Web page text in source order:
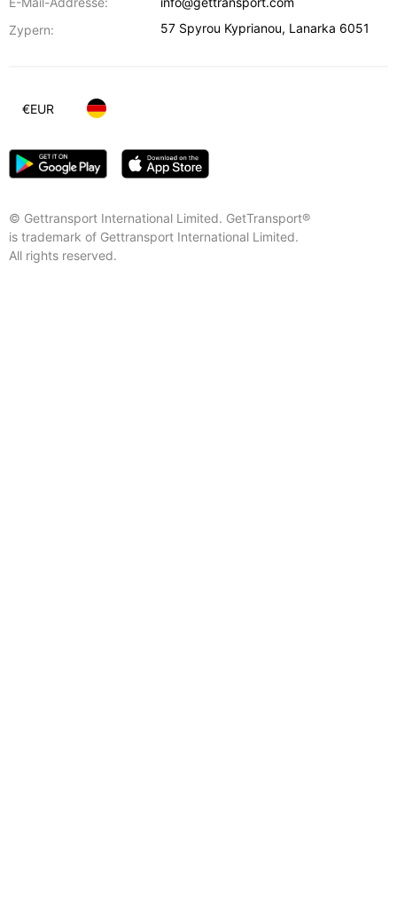
Zypern:
57 Spyrou Kyprianou, Lanarka 6051
© Gettransport International Limited. GetTransport®
is trademark of Gettransport International Limited.
All rights reserved.
€EUR